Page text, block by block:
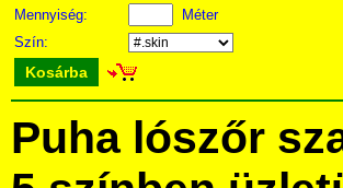
Mennyiség:
Méter
Szín:
Kosárba
Puha lószőr